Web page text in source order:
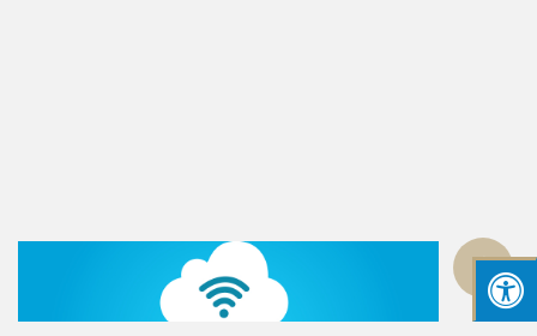
גלילה
לראש